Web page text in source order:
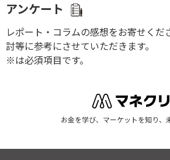
アンケート
レポート・コラムの感想をお寄せくだ
討等に参考にさせていただきます。
※は必須項目です。
お金を学び、マーケットを知り、